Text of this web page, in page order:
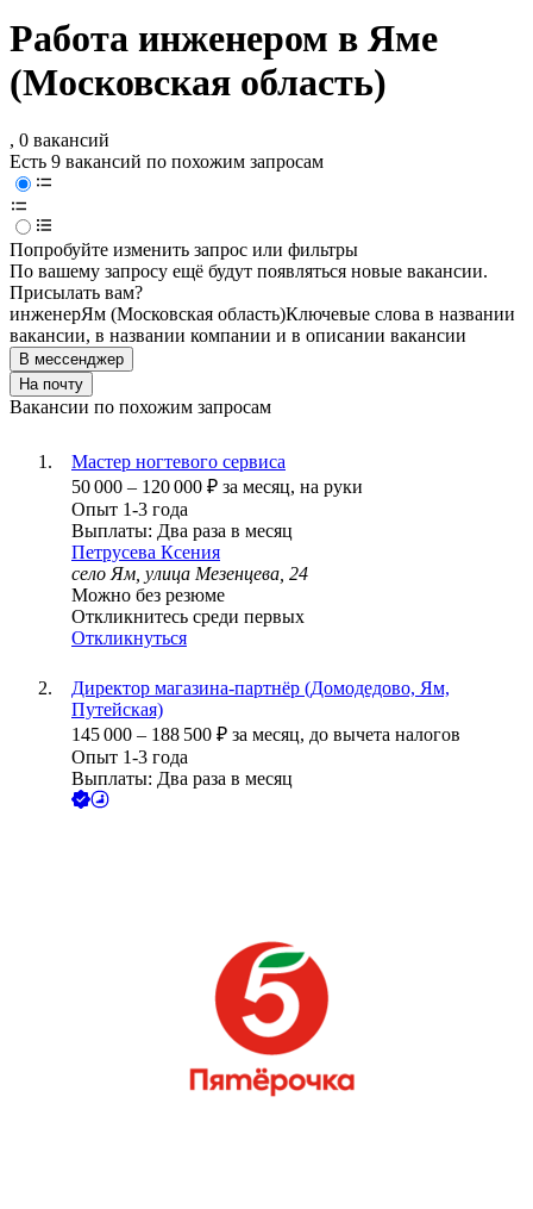
Работа инженером в Яме
(Московская область)
, 0 вакансий
Есть 9 вакансий по похожим запросам
Попробуйте изменить запрос или фильтры
По вашему запросу ещё будут появляться новые вакансии.
Присылать вам?
инженерЯм (Московская область)Ключевые слова в названии
вакансии, в названии компании и в описании вакансии
В мессенджер
На почту
Вакансии по похожим запросам
Мастер ногтевого сервиса
50 000 – 120 000 ₽ за месяц, на руки
Опыт 1-3 года
Выплаты: Два раза в месяц
Петрусева Ксения
село Ям, улица Мезенцева, 24
Можно без резюме
Откликнитесь среди первых
Откликнуться
Директор магазина-партнёр (Домодедово, Ям,
Путейская)
145 000 – 188 500 ₽ за месяц, до вычета налогов
Опыт 1-3 года
Выплаты: Два раза в месяц